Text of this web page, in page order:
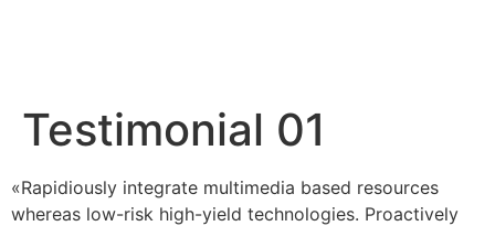
Testimonial 01
«Rapidiously integrate multimedia based resources
whereas low-risk high-yield technologies. Proactively